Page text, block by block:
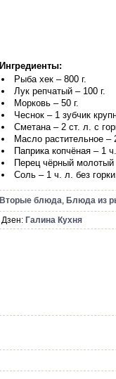
Ингредиенты:
Рыба хек – 800 г.
Лук репчатый – 100 г.
Морковь – 50 г.
Чеснок – 1 зубчик
Сметана – 2 ст. л. с
Масло растительное –
Паприка копчёная – 1
Перец чёрный
Соль – 1 ч. л. без
Вторые блюда, Блюда из
Дзен: Галина Кухня